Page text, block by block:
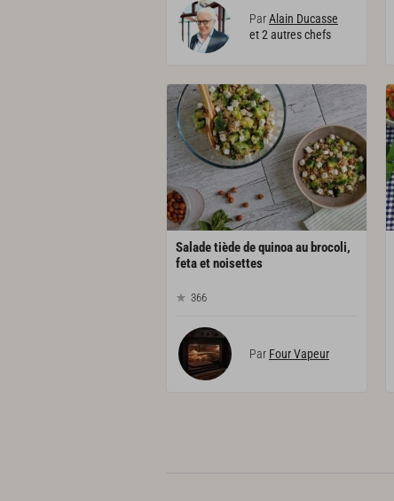
ParAlain Ducasse
et 2 autres chefs
Salade tiède de quinoa au brocoli,
feta et noisettes
366
Par Four Vapeur